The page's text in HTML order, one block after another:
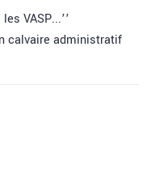
VASP...’’
calvaire administratif